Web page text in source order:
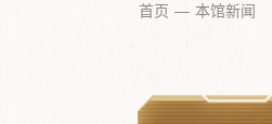
首页 本馆新闻